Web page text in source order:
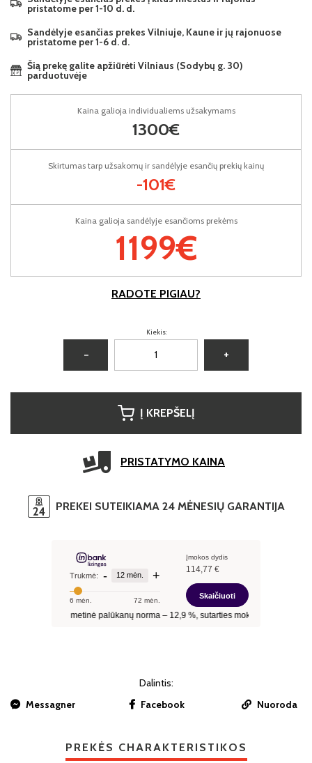
pristatome per 1-10 d. d.
Sandėlyje esančias prekes Vilniuje, Kaune ir jų rajonuose
pristatome per 1-6 d. d.
Šią prekę galite apžiūrėti Vilniaus (Sodybų g. 30)
parduotuvėje
Kaina galioja sandėlyje esančioms prekėms
1199€
Kaina galioja individualiems užsakymams
1300€
Skirtumas tarp užsakomų ir sandėlyje esančių prekių kainų
-101€
RADOTE PIGIAU?
Kiekis:
− +
Į KREPŠELĮ
PRISTATYMO KAINA
PREKEI SUTEIKIAMA 24 MĖNESIŲ GARANTIJA
Dalintis:
Messagner
Facebook Nuoroda
PREKĖS CHARAKTERISTIKOS